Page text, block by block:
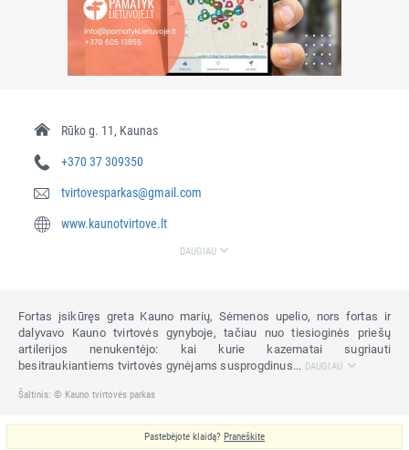
Fortas įsikūręs greta Kauno marių, Sėmenos upelio, nors fortas ir
dalyvavo Kauno tvirtovės gynyboje, tačiau nuo tiesioginės priešų
artilerijos nenukentėjo: kai kurie kazematai sugriauti
besitraukiantiems tvirtovės gynėjams susprogdinus... DAUGIAU
Šaltinis: © Kauno tvirtovės parkas
Pastebėjote klaidą? Praneškite
Rūko g. 11, Kaunas
+370 37 309350
tvirtovesparkas@gmail.com
www.kaunotvirtove.lt
DAUGIAU